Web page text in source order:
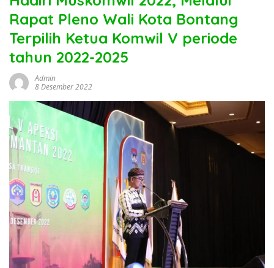
Rapat Pleno Wali Kota Bontang
Terpilih Ketua Komwil V periode
tahun 2022-2025
Admin
8 Desember 2022